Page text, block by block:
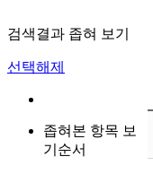
검색결과 좁혀 보기
선택해제
좁혀본 항목 보
기순서